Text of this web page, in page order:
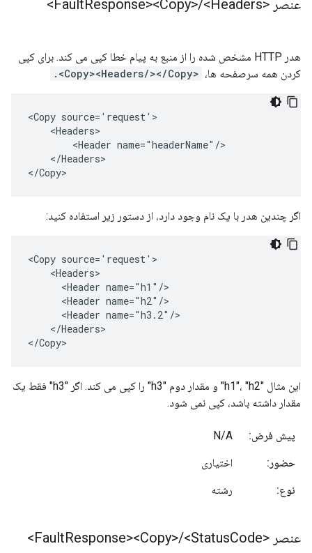
عنصر <Fault Response><Copy>/<Headers>
هدر HTTP مشخص شده را از منبع به پیام خطا کپی می کند. برای کپی
کردن همه سرصفحه ها، <Copy><Headers/></Copy>.
<Copy source='request'>
    <Headers>
        <Header name="headerName"/>
    </Headers>
</Copy>
اگر چندین هدر با یک نام وجود دارد، از دستور زیر استفاده کنید:
<Copy source='request'>
    <Headers>
      <Header name="h1"/>
      <Header name="h2"/>
      <Header name="h3.2"/>
    </Headers>
</Copy>
این مثال "h1"، "h2" و مقدار دوم "h3" را کپی می کند. اگر "h3" فقط یک
مقدار داشته باشد، کپی نمی شود.
پیش فرض: N/A
حضور: اختیاری
نوع: رشته
عنصر <Fault Response><Copy>/<StatusCode>